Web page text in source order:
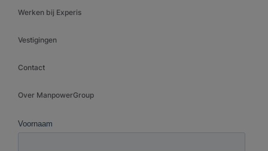
Werken bij Experis
Vestigingen
Contact
Over ManpowerGroup